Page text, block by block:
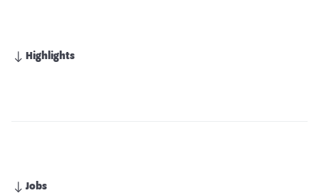
Highlights
Jobs